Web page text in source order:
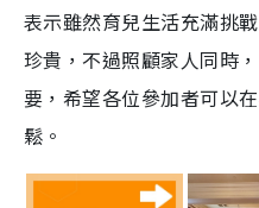
表示雖然育兒生活充滿挑
珍貴，不過照顧家人同時
要，希望各位參加者可以
鬆。